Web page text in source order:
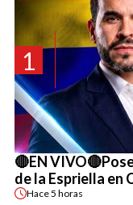
1
🔴EN
de la Espriella en
Hace5 horas